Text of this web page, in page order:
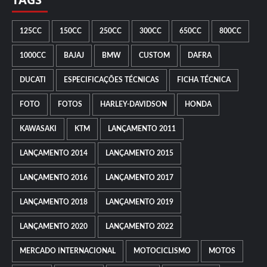
125CC 150CC 250CC 300CC 650CC 800CC
1000CC BAJAJ BMW CUSTOM DAFRA
DUCATI ESPECIFICAÇÕES TÉCNICAS FICHA TÉCNICA
FOTO FOTOS HARLEY-DAVIDSON HONDA
KAWASAKI KTM LANÇAMENTO 2011
LANÇAMENTO 2014 LANÇAMENTO 2015
LANÇAMENTO 2016 LANÇAMENTO 2017
LANÇAMENTO 2018 LANÇAMENTO 2019
LANÇAMENTO 2020 LANÇAMENTO 2022
MERCADO INTERNACIONAL MOTOCICLISMO MOTOS